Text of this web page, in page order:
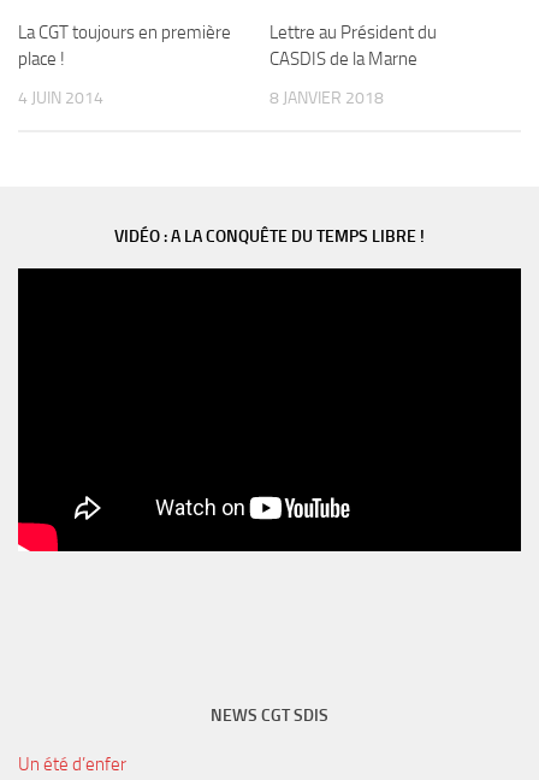
La CGT toujours en première
place !
4 JUIN 2014
Lettre au Président du
CASDIS de la Marne
8 JANVIER 2018
VIDÉO : A LA CONQUÊTE DU TEMPS LIBRE !
NEWS CGT SDIS
Un été d’enfer